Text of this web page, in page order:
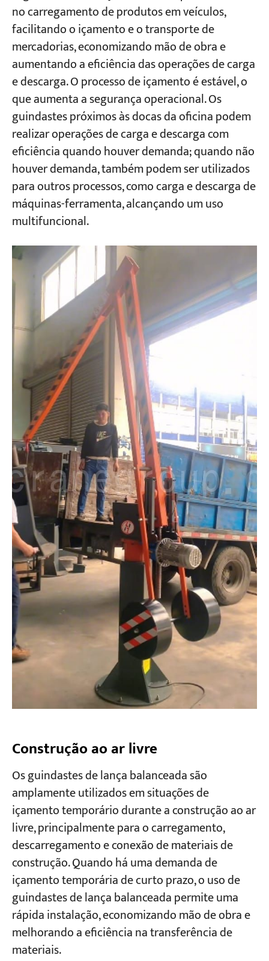
no carregamento de produtos em veículos,
facilitando o içamento e o transporte de
mercadorias, economizando mão de obra e
aumentando a eficiência das operações de carga
e descarga. O processo de içamento é estável, o
que aumenta a segurança operacional. Os
guindastes próximos às docas da oficina podem
realizar operações de carga e descarga com
eficiência quando houver demanda; quando não
houver demanda, também podem ser utilizados
para outros processos, como carga e descarga de
máquinas-ferramenta, alcançando um uso
multifuncional.
Construção ao ar livre
Os guindastes de lança balanceada são
amplamente utilizados em situações de
içamento temporário durante a construção ao ar
livre, principalmente para o carregamento,
descarregamento e conexão de materiais de
construção. Quando há uma demanda de
içamento temporária de curto prazo, o uso de
guindastes de lança balanceada permite uma
rápida instalação, economizando mão de obra e
melhorando a eficiência na transferência de
materiais.